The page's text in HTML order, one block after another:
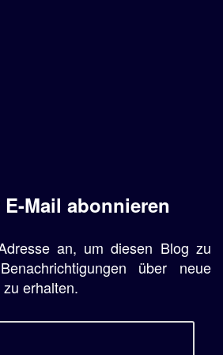
Mail abonnieren
an, um diesen Blog zu
über neue
erhalten.